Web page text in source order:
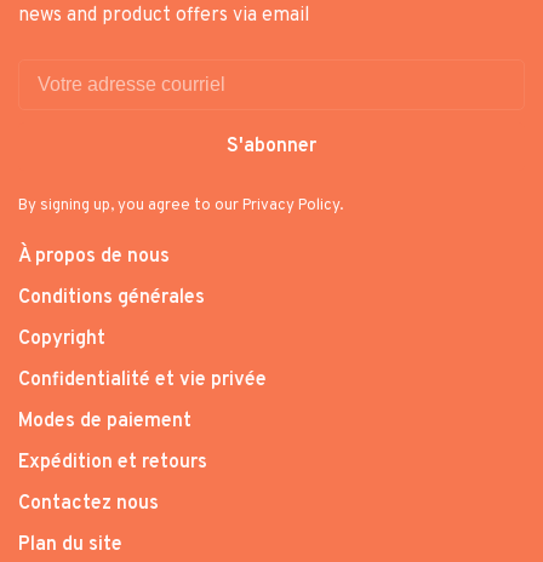
news and product offers via email
S'abonner
By signing up, you agree to our Privacy Policy.
À propos de nous
Conditions générales
Copyright
Confidentialité et vie privée
Modes de paiement
Expédition et retours
Contactez nous
Plan du site